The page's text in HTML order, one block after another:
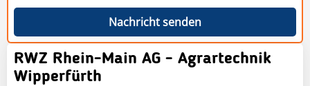
Nachricht senden
RWZ Rhein-Main AG - Agrartechnik
Wipperfürth